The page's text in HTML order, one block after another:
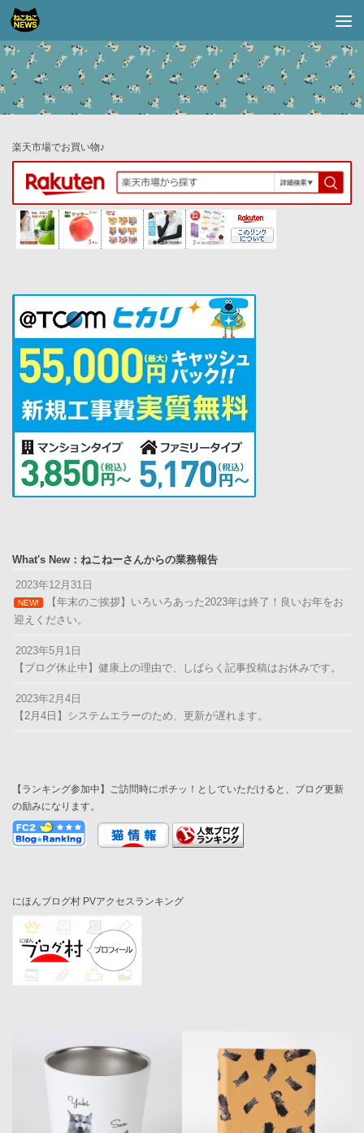
コンテンツへスキップ
楽天市場でお買い物♪
What's New：ねこねーさんからの業務報告
2023年12月31日
NEW!
【年末のご挨拶】いろいろあった2023年は終了！良いお年をお
迎えください。
2023年5月1日
【ブログ休止中】健康上の理由で、しばらく記事投稿はお休みです。
2023年2月4日
【2月4日】システムエラーのため、更新が遅れます。
【ランキング参加中】ご訪問時にポチッ！としていただけると、ブログ更新
の励みになります。
にほんブログ村 PVアクセスランキング